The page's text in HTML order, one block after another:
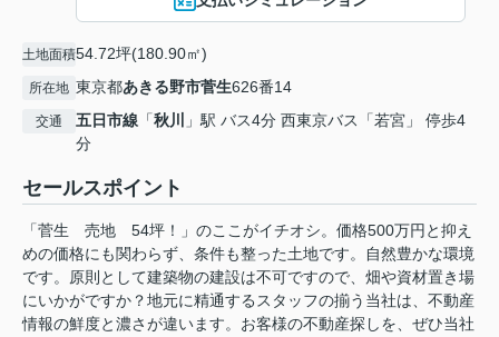
土地面積54.72坪(180.90㎡)
所在地 東京都あきる野市菅生626番14
交通 五日市線 「秋川
」駅 バス4分 西東京バス「若宮」 停歩4
分
セールスポイント
「菅生 売地 54坪！」のここがイチオシ。価格500万円と抑え
めの価格にも関わらず、条件も整った土地です。自然豊かな環境
です。原則として建築物の建設は不可ですので、畑や資材置き場
にいかがですか？地元に精通するスタッフの揃う当社は、不動産
情報の鮮度と濃さが違います。お客様の不動産探しを、ぜひ当社